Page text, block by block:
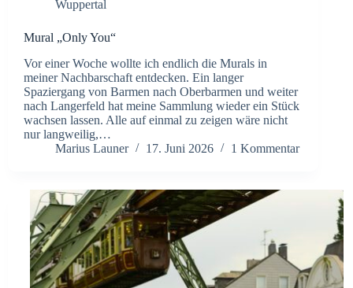
Wuppertal
Mural „Only You“
Vor einer Woche wollte ich endlich die Murals in
meiner Nachbarschaft entdecken. Ein langer
Spaziergang von Barmen nach Oberbarmen und weiter
nach Langerfeld hat meine Sammlung wieder ein Stück
wachsen lassen. Alle auf einmal zu zeigen wäre nicht
nur langweilig,…
Marius Launer
17. Juni 2026 1 Kommentar